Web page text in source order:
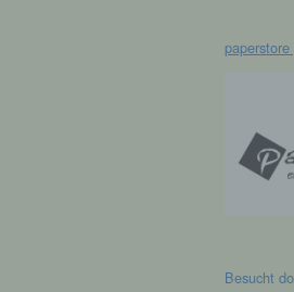
Besucht